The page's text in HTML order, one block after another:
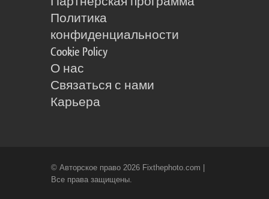
Политика
конфиденциальности
Cookie Policy
О нас
Связаться с нами
Карьера
© Авторское право 2026 Fixthephoto.com |
Все права защищены.